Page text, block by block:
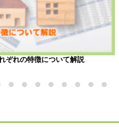
ぞれの特徴について解説